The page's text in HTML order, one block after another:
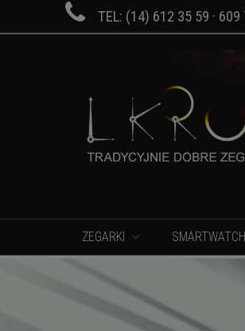
 TEL: (14) 612 35 59 ·
ZEGARKI SMARTWATCH